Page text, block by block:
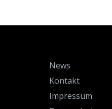
News
Kontakt
Impressum